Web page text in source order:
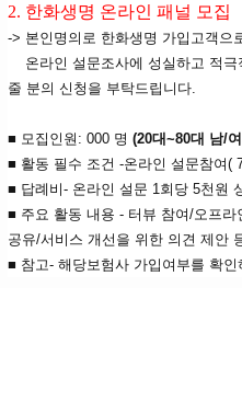
2. 한화생명 온라인 패널 모집
-> 본인명의로 한화생명 가입고객으
온라인 설문조사에 성실하고 적극
줄 분의 신청을 부탁드립니다.
■ 모집인원: 000 명 (20대~80대 남/
■ 활동 필수 조건 -온라인 설문참여(
■ 답례비- 온라인 설문 1회당 5천원
■ 주요 활동 내용 - 터뷰 참여/오프
공유/서비스 개선을 위한 의견 제안
■ 참고- 해당보험사 가입여부를 확